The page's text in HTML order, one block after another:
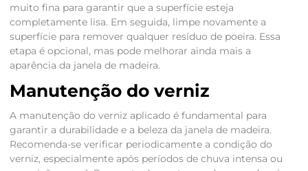
muito fina para garantir que a superfície esteja
completamente lisa. Em seguida, limpe novamente a
superfície para remover qualquer resíduo de poeira. Essa
etapa é opcional, mas pode melhorar ainda mais a
aparência da janela de madeira.
Manutenção do verniz
A manutenção do verniz aplicado é fundamental para
garantir a durabilidade e a beleza da janela de madeira.
Recomenda-se verificar periodicamente a condição do
verniz, especialmente após períodos de chuva intensa ou